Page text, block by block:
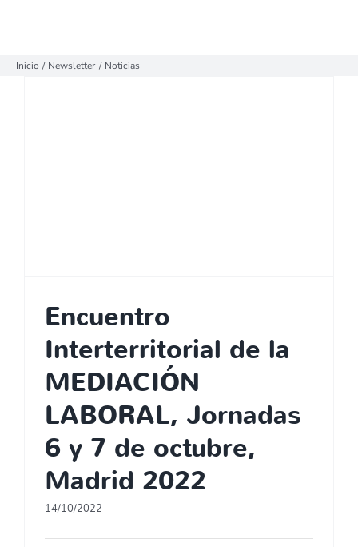
Inicio Newsletter Noticias
Encuentro
Interterritorial de la
MEDIACIÓN
LABORAL, Jornadas
6 y 7 de octubre,
Madrid 2022
14/10/2022